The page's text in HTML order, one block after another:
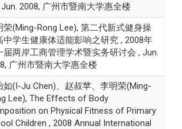
2008, 广州市暨南大学惠全楼
荣(Ming-Rong Lee), 第二代新式健身操
中学生健康体适能影响之研究 , 2008年
届两岸工商管理学术暨实务研讨会 , Jun.
广州市暨南大学惠全楼
如(I-Ju Chen)、赵叔苹、李明荣(Ming-
Lee), The Effects of Body
on Physical Fitness of Primary
Children , 2008 Annual International